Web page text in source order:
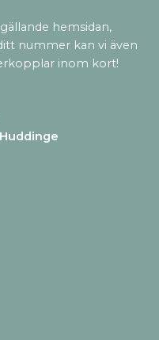
hemsidan,
nummer kan vi även
inom kort!